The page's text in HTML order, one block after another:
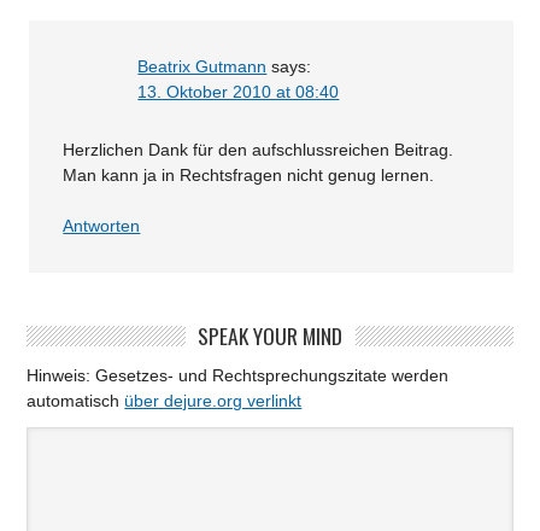
Beatrix Gutmann says:
13. Oktober 2010 at 08:40
Herzlichen Dank für den aufschlussreichen Beitrag.
Man kann ja in Rechtsfragen nicht genug lernen.
Antworten
SPEAK YOUR MIND
Hinweis: Gesetzes- und Rechtsprechungszitate werden
automatisch über dejure.org verlinkt